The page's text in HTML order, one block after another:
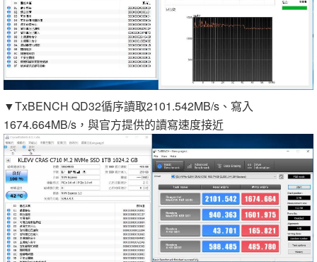
▼TxBENCH QD32循序讀取2101.542MB/s、寫入
1674.664MB/s，與官方提供的讀寫速度接近